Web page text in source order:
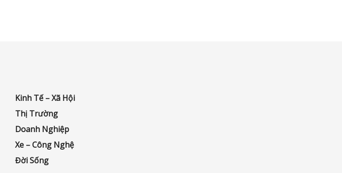
Kinh Tế – Xã Hội
Thị Trường
Doanh Nghiệp
Xe – Công Nghệ
Đời Sống